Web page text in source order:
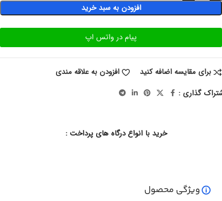
افزودن به سبد خرید
پیام در واتس اپ
برای مقایسه اضافه کنید
افزودن به علاقه مندی
گذاری :
خرید با انواع درگاه های پرداخت :
ویژگی محصول